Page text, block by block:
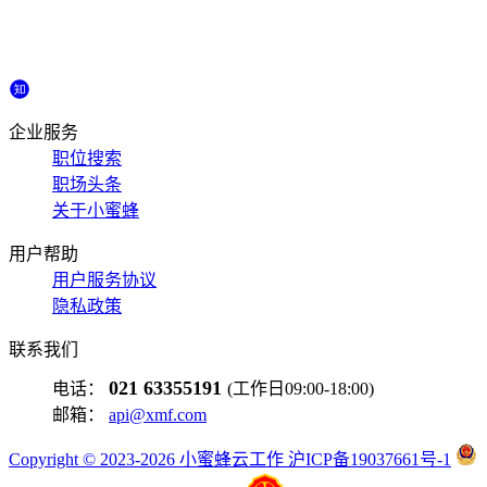
企业服务
职位搜索
职场头条
关于小蜜蜂
用户帮助
用户服务协议
隐私政策
联系我们
电话： 021 63355191 (工作日09:00-18:00)
邮箱： api@xmf.com
Copyright © 2023-2026 小蜜蜂云工作 沪ICP备19037661号-1